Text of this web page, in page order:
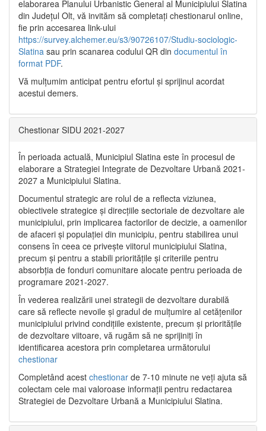
elaborarea Planului Urbanistic General al Municipiului Slatina
din Județul Olt, vă invităm să completați chestionarul online,
fie prin accesarea link-ului
https://survey.alchemer.eu/s3/90726107/Studiu-sociologic-
Slatina sau prin scanarea codului QR din documentul în
format PDF.
Vă mulţumim anticipat pentru efortul şi sprijinul acordat
acestui demers.
Chestionar SIDU 2021-2027
În perioada actuală, Municipiul Slatina este în procesul de
elaborare a Strategiei Integrate de Dezvoltare Urbană 2021‐
2027 a Municipiului Slatina.
Documentul strategic are rolul de a reflecta viziunea,
obiectivele strategice și direcțiile sectoriale de dezvoltare ale
municipiului, prin implicarea factorilor de decizie, a oamenilor
de afaceri și populației din municipiu, pentru stabilirea unui
consens în ceea ce privește viitorul municipiului Slatina,
precum și pentru a stabili prioritățile și criteriile pentru
absorbția de fonduri comunitare alocate pentru perioada de
programare 2021-2027.
În vederea realizării unei strategii de dezvoltare durabilă
care să reflecte nevoile și gradul de mulțumire al cetățenilor
municipiului privind condițiile existente, precum și prioritățile
de dezvoltare viitoare, vă rugăm să ne sprijiniți în
identificarea acestora prin completarea următorului
chestionar
Completând acest chestionar de 7-10 minute ne veți ajuta să
colectam cele mai valoroase informații pentru redactarea
Strategiei de Dezvoltare Urbană a Municipiului Slatina.